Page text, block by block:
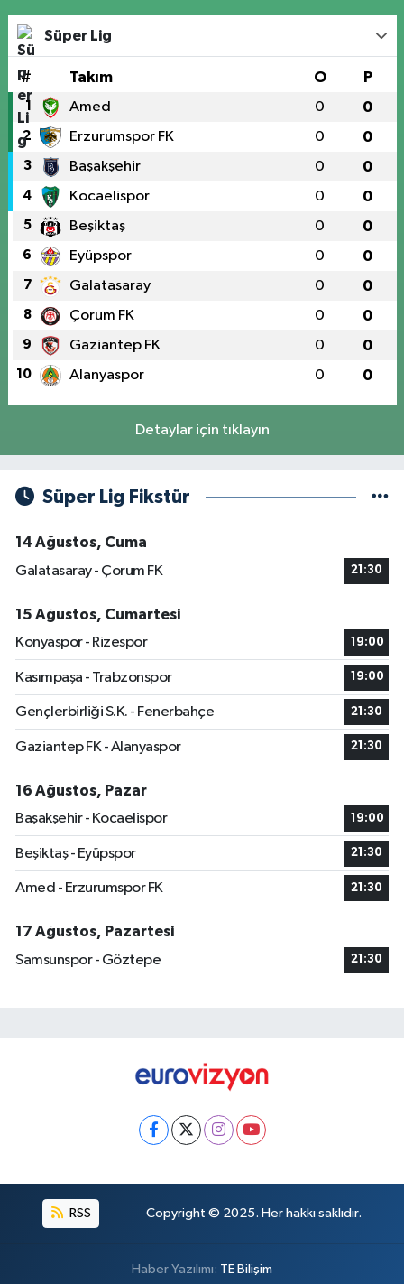
Süper Lig
# Takım O P
1 Amed 0 0
2 Erzurumspor FK 0 0
3 Başakşehir 0 0
4 Kocaelispor 0 0
5 Beşiktaş 0 0
6 Eyüpspor 0 0
7 Galatasaray 0 0
8 Çorum FK 0 0
9 Gaziantep FK 0 0
10 Alanyaspor 0 0
Detaylar için tıklayın
Süper Lig Fikstür
14 Ağustos, Cuma
Galatasaray - Çorum FK
21:30
15 Ağustos, Cumartesi
Konyaspor - Rizespor
19:00
Kasımpaşa - Trabzonspor 19:00
Gençlerbirliği S.K. - Fenerbahçe 21:30
Gaziantep FK - Alanyaspor 21:30
16 Ağustos, Pazar
Başakşehir - Kocaelispor
19:00
Beşiktaş - Eyüpspor 21:30
Amed - Erzurumspor FK 21:30
17 Ağustos, Pazartesi
Samsunspor - Göztepe
21:30
RSS Copyright © 2025. Her hakkı saklıdır.
Haber Yazılımı: TE Bilişim